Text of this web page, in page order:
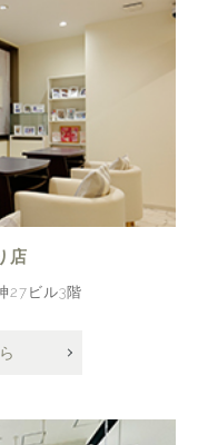
店
27ビル3階